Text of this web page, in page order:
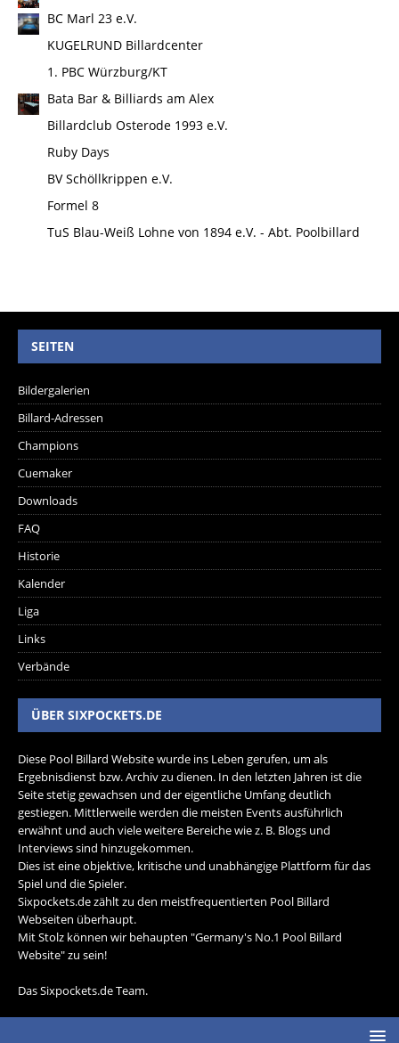
BC Marl 23 e.V.
KUGELRUND Billardcenter
1. PBC Würzburg/KT
Bata Bar & Billiards am Alex
Billardclub Osterode 1993 e.V.
Ruby Days
BV Schöllkrippen e.V.
Formel 8
TuS Blau-Weiß Lohne von 1894 e.V. - Abt. Poolbillard
SEITEN
Bildergalerien
Billard-Adressen
Champions
Cuemaker
Downloads
FAQ
Historie
Kalender
Liga
Links
Verbände
ÜBER SIXPOCKETS.DE
Diese Pool Billard Website wurde ins Leben gerufen, um als
Ergebnisdienst bzw. Archiv zu dienen. In den letzten Jahren ist die
Seite stetig gewachsen und der eigentliche Umfang deutlich
gestiegen. Mittlerweile werden die meisten Events ausführlich
erwähnt und auch viele weitere Bereiche wie z. B. Blogs und
Interviews sind hinzugekommen.
Dies ist eine objektive, kritische und unabhängige Plattform für das
Spiel und die Spieler.
Sixpockets.de zählt zu den meistfrequentierten Pool Billard
Webseiten überhaupt.
Mit Stolz können wir behaupten "Germany's No.1 Pool Billard
Website" zu sein!
Das Sixpockets.de Team.